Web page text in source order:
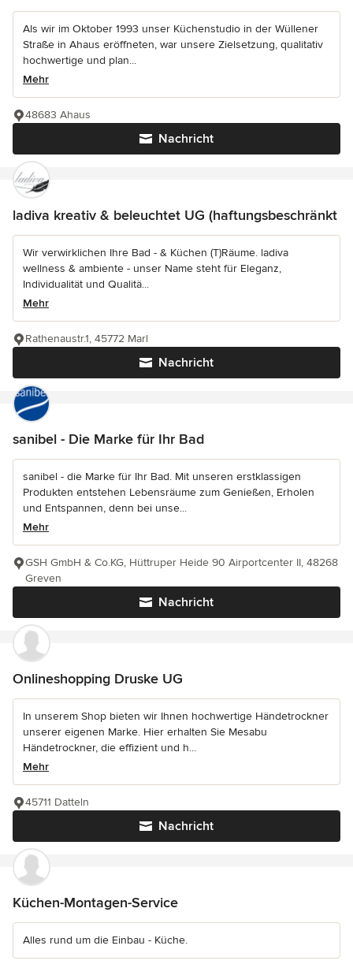
Als wir im Oktober 1993 unser Küchenstudio in der Wüllener
Straße in Ahaus eröffneten, war unsere Zielsetzung, qualitativ
hochwertige und plan...
Mehr
Nachricht
48683 Ahaus
ladiva kreativ & beleuchtet UG (haftungsbeschränkt
Wir verwirklichen Ihre Bad - & Küchen (T)Räume. ladiva
wellness & ambiente - unser Name steht für Eleganz,
Individualität und Qualitä...
Mehr
Nachricht
Rathenaustr.1, 45772 Marl
sanibel - Die Marke für Ihr Bad
sanibel - die Marke für Ihr Bad. Mit unseren erstklassigen
Produkten entstehen Lebensräume zum Genießen, Erholen
und Entspannen, denn bei unse...
Mehr
Nachricht
GSH GmbH & Co.KG, Hüttruper Heide 90 Airportcenter II, 48268
Greven
Onlineshopping Druske UG
In unserem Shop bieten wir Ihnen hochwertige Händetrockner
unserer eigenen Marke. Hier erhalten Sie Mesabu
Händetrockner, die effizient und h...
Mehr
Nachricht
45711 Datteln
Küchen-Montagen-Service
Alles rund um die Einbau - Küche.